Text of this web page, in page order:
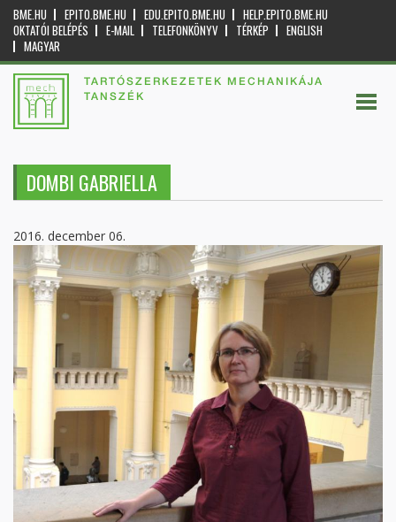
BME.HU EPITO.BME.HU EDU.EPITO.BME.HU
HELP.EPITO.BME.HU
OKTATÓI BELÉPÉS
E-MAIL TELEFONKÖNYV TÉRKÉP
ENGLISH
MAGYAR
TARTÓSZERKEZETEK MECHANIKÁJA
TANSZÉK
DOMBI GABRIELLA
2016. december 06.